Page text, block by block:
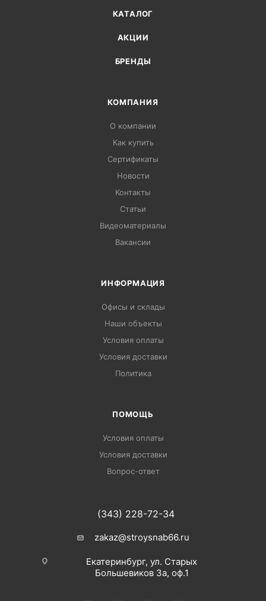
КАТАЛОГ
АКЦИИ
БРЕНДЫ
КОМПАНИЯ
О компании
Как купить
Сертификаты
Новости
Контакты
Статьи
Видеоматериалы
Вакансии
ИНФОРМАЦИЯ
Офисы и склады
Наши объекты
Условия оплаты
Условия доставки
Политика
ПОМОЩЬ
Условия оплаты
Условия доставки
Вопрос-ответ
(343) 228-72-34
zakaz@stroysnab66.ru
Екатеринбург, ул. Старых
Большевиков 3а, оф.1